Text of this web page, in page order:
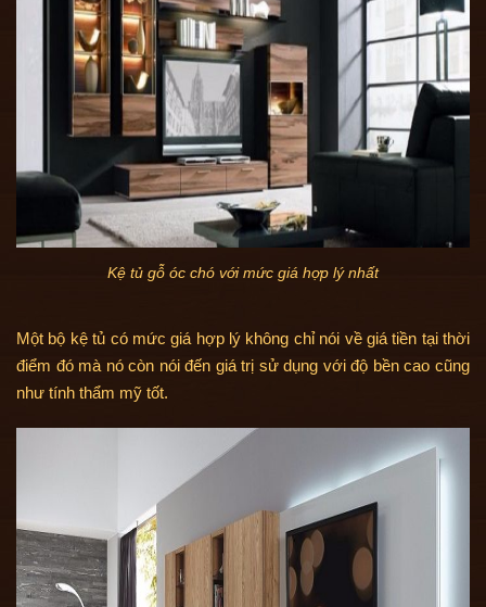
Kệ tủ gỗ óc chó với mức giá hợp lý nhất
Một bộ kệ tủ có mức giá hợp lý không chỉ nói về giá tiền tại thời
điểm đó mà nó còn nói đến giá trị sử dụng với độ bền cao cũng
như tính thẩm mỹ tốt.